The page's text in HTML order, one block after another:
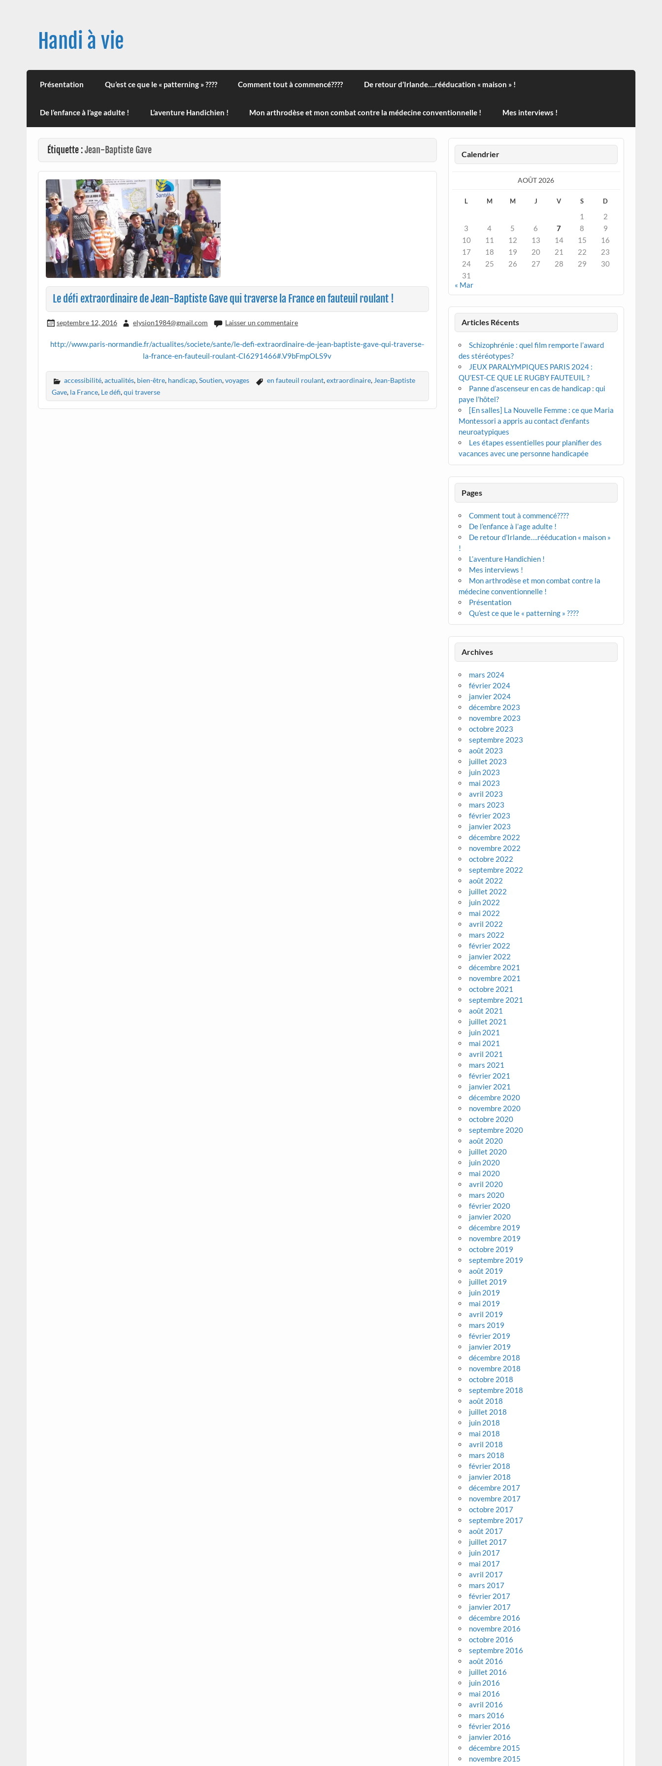
Handi à vie
Une image positive du handicap, en France et à travers le monde, des nouveautés technologiques , de l'handisport , des actualités sur la santé, sur les vaccins, de
leur impact sur la santé (mon histoire est dans le menu) ! Bonne visite
Présentation Qu’est ce que le « patterning » ???? Comment tout à commencé???? De retour d’Irlande….rééducation « maison » !
De l’enfance à l’age adulte ! L’aventure Handichien ! Mon arthrodèse et mon combat contre la médecine conventionnelle ! Mes interviews !
Étiquette :Jean-Baptiste Gave
Le défi extraordinaire de Jean-Baptiste Gave qui traverse la France en fauteuil roulant !
septembre 12, 2016 elysion1984@gmail.com Laisser un commentaire
http://www.paris-normandie.fr/actualites/societe/sante/le-defi-extraordinaire-de-jean-baptiste-gave-qui-traverse-
la-france-en-fauteuil-roulant-CI6291466#.V9bFmpOLS9v
accessibilité,actualités, bien-être, handicap,Soutien,voyages en fauteuil roulant,extraordinaire, Jean-Baptiste
Gave, la France, Le défi,qui traverse
Calendrier
AOÛT 2026
L M M J V S D
1
2
3
4 5 6 7 8
9
10
11 12 13 14 15
16
17
18 19 20 21 22
23
24
25 26 27 28 29
30
31
« Mar
Articles Récents
Schizophrénie : quel film remporte l’award
des stéréotypes?
JEUX PARALYMPIQUES PARIS 2024 :
QU’EST-CE QUE LE RUGBY FAUTEUIL ?
Panne d’ascenseur en cas de handicap : qui
paye l’hôtel?
[En salles] La Nouvelle Femme : ce que Maria
Montessori a appris au contact d’enfants
neuroatypiques
Les étapes essentielles pour planifier des
vacances avec une personne handicapée
Pages
Comment tout à commencé????
De l’enfance à l’age adulte !
De retour d’Irlande….rééducation « maison »
!
L’aventure Handichien !
Mes interviews !
Mon arthrodèse et mon combat contre la
médecine conventionnelle !
Présentation
Qu’est ce que le « patterning » ????
Archives
mars 2024
février 2024
janvier 2024
décembre 2023
novembre 2023
octobre 2023
septembre 2023
août 2023
juillet 2023
juin 2023
mai 2023
avril 2023
mars 2023
février 2023
janvier 2023
décembre 2022
novembre 2022
octobre 2022
septembre 2022
août 2022
juillet 2022
juin 2022
mai 2022
avril 2022
mars 2022
février 2022
janvier 2022
décembre 2021
novembre 2021
octobre 2021
septembre 2021
août 2021
juillet 2021
juin 2021
mai 2021
avril 2021
mars 2021
février 2021
janvier 2021
décembre 2020
novembre 2020
octobre 2020
septembre 2020
août 2020
juillet 2020
juin 2020
mai 2020
avril 2020
mars 2020
février 2020
janvier 2020
décembre 2019
novembre 2019
octobre 2019
septembre 2019
août 2019
juillet 2019
juin 2019
mai 2019
avril 2019
mars 2019
février 2019
janvier 2019
décembre 2018
novembre 2018
octobre 2018
septembre 2018
août 2018
juillet 2018
juin 2018
mai 2018
avril 2018
mars 2018
février 2018
janvier 2018
décembre 2017
novembre 2017
octobre 2017
septembre 2017
août 2017
juillet 2017
juin 2017
mai 2017
avril 2017
mars 2017
février 2017
janvier 2017
décembre 2016
novembre 2016
octobre 2016
septembre 2016
août 2016
juillet 2016
juin 2016
mai 2016
avril 2016
mars 2016
février 2016
janvier 2016
décembre 2015
novembre 2015